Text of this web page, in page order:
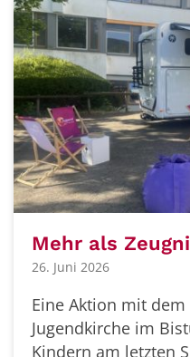
Mehr als
26. Juni 2026
Eine Aktion mit
Jugendkirche im
Kindern am letzten